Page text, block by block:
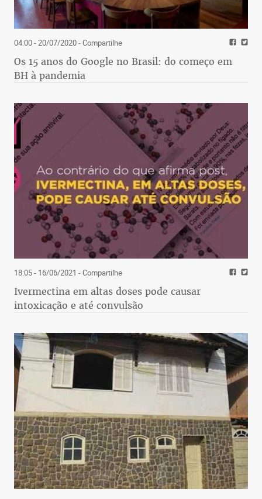
04:00 - 20/07/2020- Compartilhe
Os 15 anos do Google no Brasil: do começo em
BH à pandemia
18:05 - 16/06/2021 - Compartilhe
Ivermectina em altas doses pode causar
intoxicação e até convulsão